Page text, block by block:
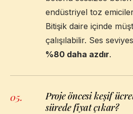
endüstriyel toz
Bitişik daire içinde
çalışılabilir. Ses
%80 daha azdır.
05.
Proje öncesi keşif
sürede fiyat çıkar?